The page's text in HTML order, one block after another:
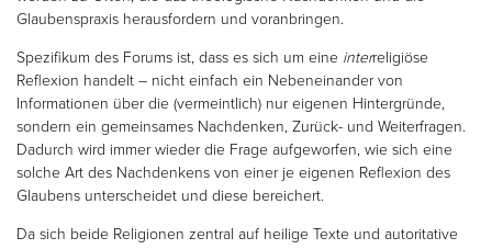
Glaubenspraxis herausfordern und voranbringen.
Spezifikum des Forums ist, dass es sich um eine interreligiöse
Reflexion handelt – nicht einfach ein Nebeneinander von
Informationen über die (vermeintlich) nur eigenen Hintergründe,
sondern ein gemeinsames Nachdenken, Zurück- und Weiterfragen.
Dadurch wird immer wieder die Frage aufgeworfen, wie sich eine
solche Art des Nachdenkens von einer je eigenen Reflexion des
Glaubens unterscheidet und diese bereichert.
Da sich beide Religionen zentral auf heilige Texte und autoritative